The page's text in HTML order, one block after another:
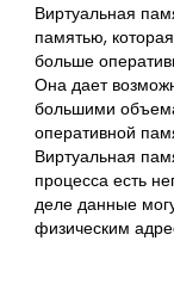
Виртуальная
памятью,
больше
Она дает
большими
оперативной
Виртуальная
процесса есть
деле данные
физическим